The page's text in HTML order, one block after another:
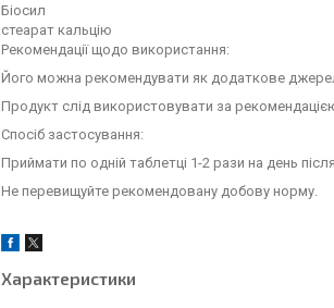
Біосил
стеарат кальцію
Рекомендації щодо використання:
Його можна рекомендувати як додаткове
Продукт слід використовувати за
Спосіб застосування:
Приймати по одній таблетці 1-2 рази на день
Не перевищуйте рекомендовану добову норму.
Характеристики